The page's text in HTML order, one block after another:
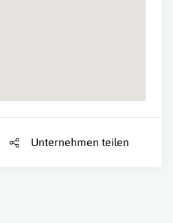
Unternehmen teilen